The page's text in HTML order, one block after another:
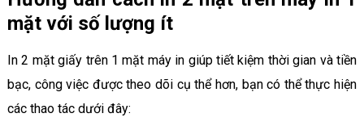
mặt với số lượng ít
In 2 mặt giấy trên 1 mặt máy in giúp tiết kiệm thời gian và tiền
bạc, công việc được theo dõi cụ thể hơn, bạn có thể thực hiện
các thao tác dưới đây: